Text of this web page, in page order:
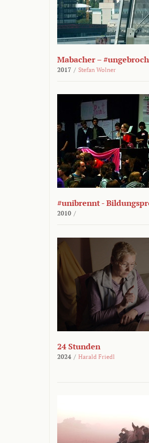
Mabacher –
2017 / Stefan Wolner
#unibrennt -
2010 /
24 Stunden
2024 / Harald Friedl